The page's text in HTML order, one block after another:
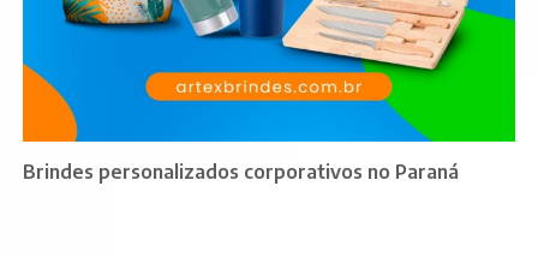
Brindes personalizados corporativos no Paraná